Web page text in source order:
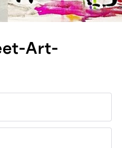
Art-